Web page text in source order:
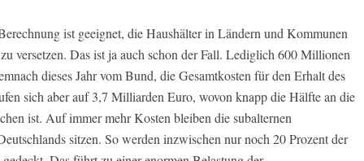
ist geeignet, die Haushälter in Ländern und Kommunen
versetzen. Das ist ja auch schon der Fall. Lediglich 600 Millionen
dieses Jahr vom Bund, die Gesamtkosten für den Erhalt des
sich aber auf 3,7 Milliarden Euro, wovon knapp die Hälfte an die
ist. Auf immer mehr Kosten bleiben die subalternen
sitzen. So werden inzwischen nur noch 20 Prozent der